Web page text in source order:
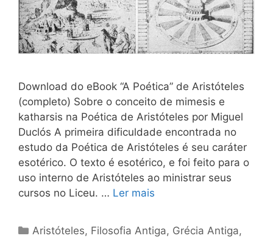
Download do eBook “A Poética” de Aristóteles
(completo) Sobre o conceito de mimesis e
katharsis na Poética de Aristóteles por Miguel
Duclós A primeira dificuldade encontrada no
estudo da Poética de Aristóteles é seu caráter
esotérico. O texto é esotérico, e foi feito para o
uso interno de Aristóteles ao ministrar seus
cursos no Liceu. … Ler mais
Categorias
Aristóteles, Filosofia Antiga, Grécia Antiga,